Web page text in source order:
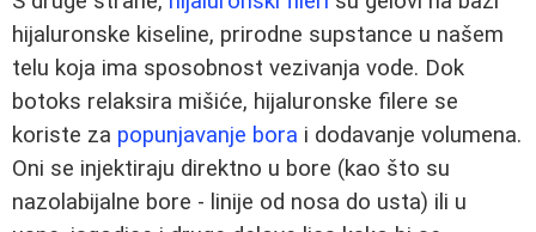
hijaluronske kiseline, prirodne supstance u našem
telu koja ima sposobnost vezivanja vode. Dok
botoks relaksira mišiće, hijaluronske filere se
koriste za popunjavanje bora i dodavanje volumena.
Oni se injektiraju direktno u bore (kao što su
nazolabijalne bore - linije od nosa do usta) ili u